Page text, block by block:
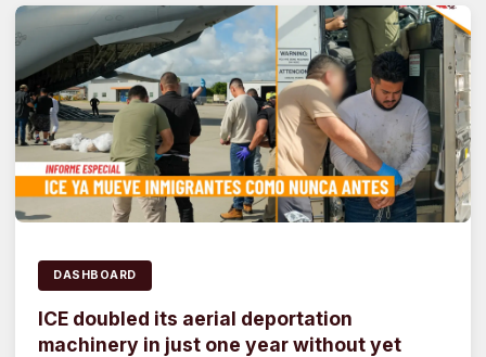
DASHBOARD
ICE doubled its aerial deportation
machinery in just one year without yet